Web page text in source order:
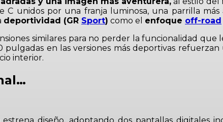
unidos por una franja luminosa, una parrilla
deportividad (GR Sport) como el enfoque off-road
similares para no perder la funcionalidad que
pulgadas en las versiones más deportivas
interior.
diseño, adoptando dos pantallas digitales